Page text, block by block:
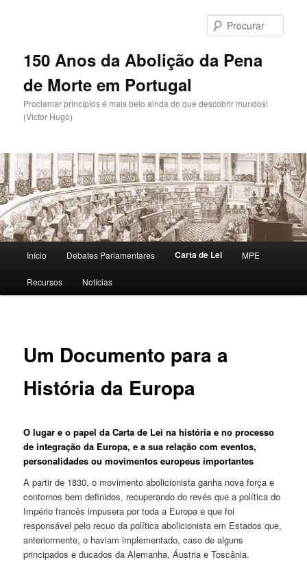
primário150 Anos da Abolição da Pena
de Morte em Portugal
Proclamar princípios é mais belo ainda do que descobrir mundos!
(Victor Hugo)
principal
Início Debates Parlamentares Carta de Lei MPE
Recursos Notícias
Um Documento para a
História da Europa
O lugar e o papel da Carta de Lei na história e no processo
de integração da Europa, e a sua relação com eventos,
personalidades ou movimentos europeus importantes
A partir de 1830, o movimento abolicionista ganha nova força e
contornos bem definidos, recuperando do revés que a política do
Império francês impusera por toda a Europa e que foi
responsável pelo recuo da política abolicionista em Estados que,
anteriormente, o haviam implementado, caso de alguns
principados e ducados da Alemanha, Áustria e Toscânia.